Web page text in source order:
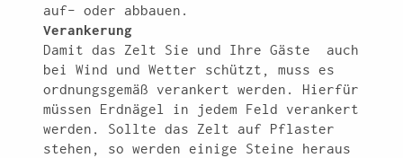
auf- oder abbauen.
Verankerung
Damit das Zelt Sie und Ihre Gäste auch
bei Wind und Wetter schützt, muss es
ordnungsgemäß verankert werden. Hierfür
müssen Erdnägel in jedem Feld verankert
werden. Sollte das Zelt auf Pflaster
stehen, so werden einige Steine heraus